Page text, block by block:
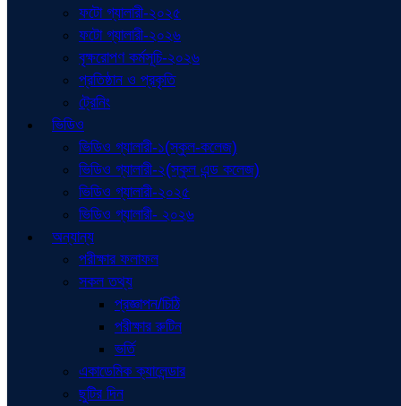
ফটো গ্যালারী-২০২৫
ফটো গ্যালারী-২০২৬
বৃক্ষরোপণ কর্মসূচি-২০২৬
প্রতিষ্ঠান ও প্রকৃতি
ট্রেনিং
ভিডিও
ভিডিও গ্যালারী-১(স্কুল-কলেজ)
ভিডিও গ্যালারী-২(স্কুল এন্ড কলেজ)
ভিডিও গ্যালারী-২০২৫
ভিডিও গ্যালারী- ২০২৬
অন্যান্য
পরীক্ষার ফলাফল
সকল তথ্য
প্রজ্ঞাপন/চিঠি
পরীক্ষার রুটিন
ভর্তি
একাডেমিক ক্যালেন্ডার
ছুটির দিন